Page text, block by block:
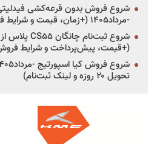
-مرداد۱۴۰۵ (+زمان، قیمت و شرایط فروش)
(+قیمت، پیش‌پرداخت و شرایط
تحویل ۲۰ روزه و لینک ثبت‌نام)